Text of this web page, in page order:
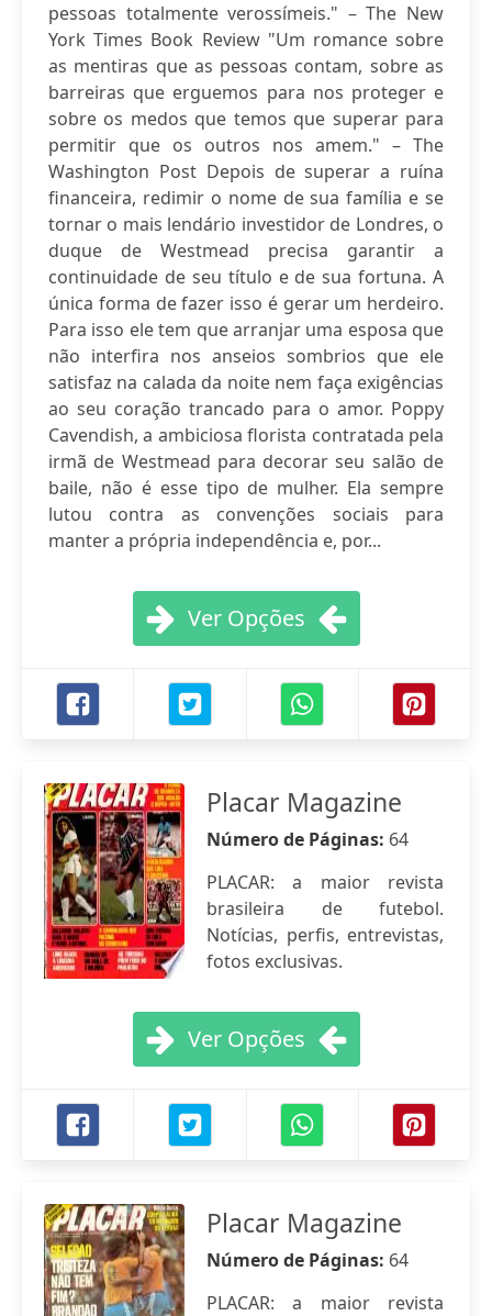
pessoas totalmente verossímeis." – The New
York Times Book Review "Um romance sobre
as mentiras que as pessoas contam, sobre as
barreiras que erguemos para nos proteger e
sobre os medos que temos que superar para
permitir que os outros nos amem." – The
Washington Post Depois de superar a ruína
financeira, redimir o nome de sua família e se
tornar o mais lendário investidor de Londres, o
duque de Westmead precisa garantir a
continuidade de seu título e de sua fortuna. A
única forma de fazer isso é gerar um herdeiro.
Para isso ele tem que arranjar uma esposa que
não interfira nos anseios sombrios que ele
satisfaz na calada da noite nem faça exigências
ao seu coração trancado para o amor. Poppy
Cavendish, a ambiciosa florista contratada pela
irmã de Westmead para decorar seu salão de
baile, não é esse tipo de mulher. Ela sempre
lutou contra as convenções sociais para
manter a própria independência e, por...
Ver Opções
Placar Magazine
Número de Páginas: 64
PLACAR: a maior revista
brasileira de futebol.
Notícias, perfis, entrevistas,
fotos exclusivas.
Ver Opções
Placar Magazine
Número de Páginas: 64
PLACAR: a maior revista